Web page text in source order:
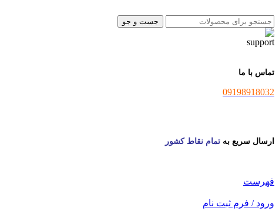
جست و جو
تماس با ما
09198918032
ارسال سریع به تمام نقاط کشور
فهرست
ورود / فرم ثبت نام